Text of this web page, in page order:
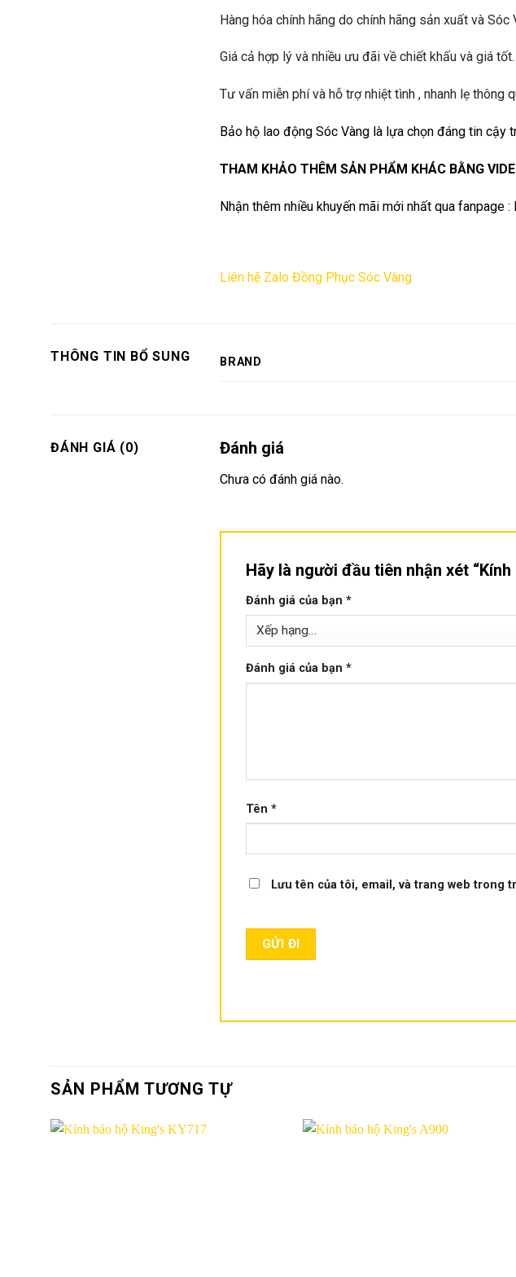
Hàng hóa chính hãng do chính hãng sản xuất và Sóc
Giá cả hợp lý và nhiều ưu đãi về chiết khấu và giá tốt.
Tư vấn miễn phí và hỗ trợ nhiệt tình , nhanh lẹ thông
Bảo hộ lao động Sóc Vàng là lựa chọn đáng tin cậy
THAM KHẢO THÊM SẢN PHẨM KHÁC BẰNG
Nhận thêm nhiều khuyến mãi mới nhất qua fanpage :
Liên hệ Zalo Đồng Phục Sóc Vàng
THÔNG TIN BỔ SUNG BRAND
ĐÁNH GIÁ (0) Đánh giá
Chưa có đánh giá nào.
Hãy là người đầu tiên nhận xét
Đánh giá của bạn*
Đánh giá của bạn*
Tên*
Lưu tên của tôi, email, và trang web trong
SẢN PHẨM TƯƠNG TỰ